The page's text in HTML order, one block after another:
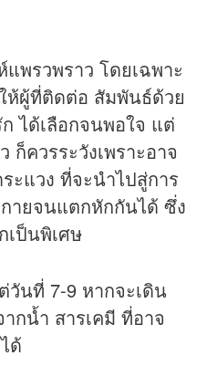
แพรวพราว โดยเฉพาะ
ห้ผู้ที่ติดต่อ สัมพันธ์ด้วย
ได้เลือกจนพอใจ แต่
ควรระวังเพราะอาจ
ะแวง ที่จะนำไปสู่การ
กายจนแตกหักกันได้ ซึ่ง
เป็นพิเศษ
นที่ 7-9 หากจะเดิน
กน้ำ สารเคมี ที่อาจ
ยได้